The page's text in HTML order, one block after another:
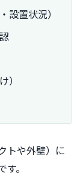
設置状況）
）
トや外壁）に
。